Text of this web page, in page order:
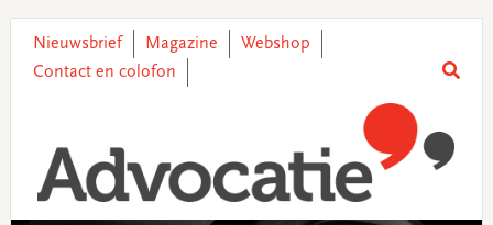
primary
main
primary
footer
Nieuwsbrief Magazine
Webshop
Contact en colofon